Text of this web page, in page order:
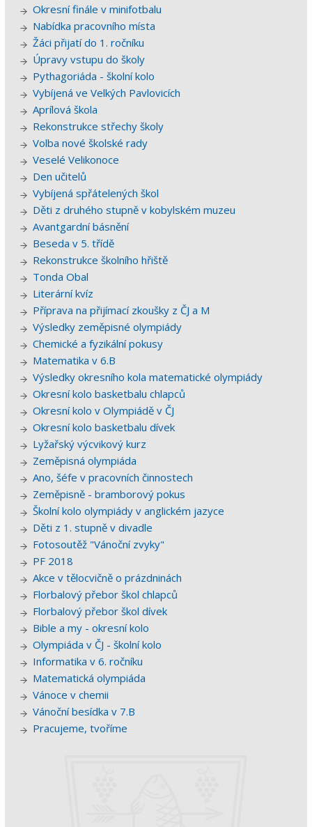
Okresní finále v minifotbalu
Nabídka pracovního místa
Žáci přijatí do 1. ročníku
Úpravy vstupu do školy
Pythagoriáda - školní kolo
Vybíjená ve Velkých Pavlovicích
Aprílová škola
Rekonstrukce střechy školy
Volba nové školské rady
Veselé Velikonoce
Den učitelů
Vybíjená spřátelených škol
Děti z druhého stupně v kobylském muzeu
Avantgardní básnění
Beseda v 5. třídě
Rekonstrukce školního hřiště
Tonda Obal
Literární kvíz
Příprava na přijímací zkoušky z ČJ a M
Výsledky zeměpisné olympiády
Chemické a fyzikální pokusy
Matematika v 6.B
Výsledky okresního kola matematické olympiády
Okresní kolo basketbalu chlapců
Okresní kolo v Olympiádě v ČJ
Okresní kolo basketbalu dívek
Lyžařský výcvikový kurz
Zeměpisná olympiáda
Ano, šéfe v pracovních činnostech
Zeměpisně - bramborový pokus
Školní kolo olympiády v anglickém jazyce
Děti z 1. stupně v divadle
Fotosoutěž "Vánoční zvyky"
PF 2018
Akce v tělocvičně o prázdninách
Florbalový přebor škol chlapců
Florbalový přebor škol dívek
Bible a my - okresní kolo
Olympiáda v ČJ - školní kolo
Informatika v 6. ročníku
Matematická olympiáda
Vánoce v chemii
Vánoční besídka v 7.B
Pracujeme, tvoříme